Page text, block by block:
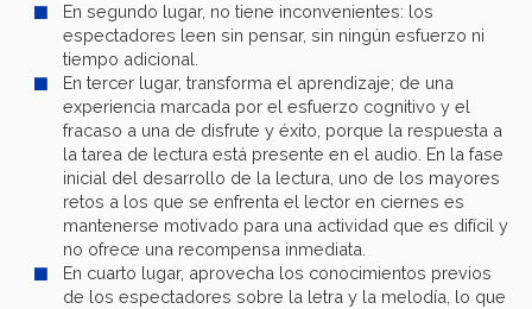
En segundo lugar, no tiene inconvenientes: los
espectadores leen sin pensar, sin ningún esfuerzo ni
tiempo adicional.
En tercer lugar, transforma el aprendizaje; de una
experiencia marcada por el esfuerzo cognitivo y el
fracaso a una de disfrute y éxito, porque la respuesta a
la tarea de lectura está presente en el audio. En la fase
inicial del desarrollo de la lectura, uno de los mayores
retos a los que se enfrenta el lector en ciernes es
mantenerse motivado para una actividad que es difícil y
no ofrece una recompensa inmediata.
En cuarto lugar, aprovecha los conocimientos previos
de los espectadores sobre la letra y la melodía, lo que